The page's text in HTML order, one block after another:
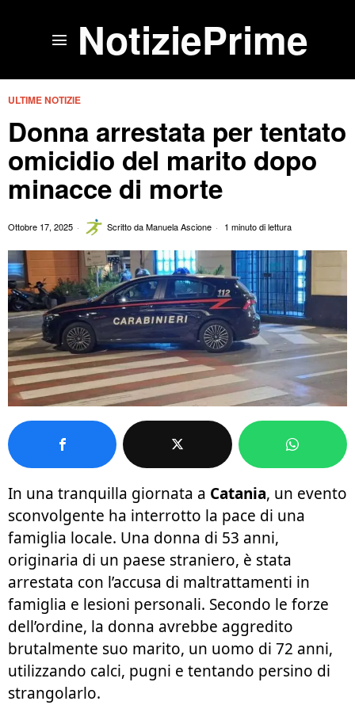
NotiziePrime
ULTIME NOTIZIE
Donna arrestata per tentato
omicidio del marito dopo
minacce di morte
Ottobre 17, 2025 Scritto daManuela Ascione 1 minuto di lettura
In una tranquilla giornata a Catania, un evento
sconvolgente ha interrotto la pace di una
famiglia locale. Una donna di 53 anni,
originaria di un paese straniero, è stata
arrestata con l’accusa di maltrattamenti in
famiglia e lesioni personali. Secondo le forze
dell’ordine, la donna avrebbe aggredito
brutalmente suo marito, un uomo di 72 anni,
utilizzando calci, pugni e tentando persino di
strangolarlo.